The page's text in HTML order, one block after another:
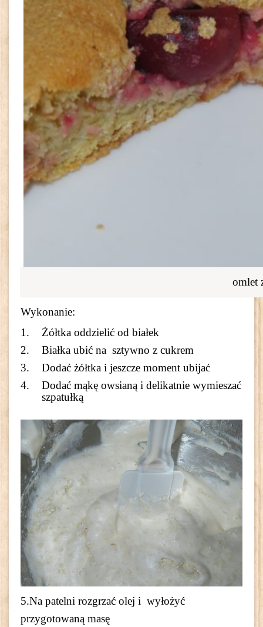
omlet
Wykonanie:
Żółtka oddzielić od białek
Białka ubić na sztywno z cukrem
Dodać żółtka i jeszcze moment ubijać
Dodać mąkę owsianą i delikatnie wymieszać
szpatułką
5.Na patelni rozgrzać olej i wyłożyć
przygotowaną masę